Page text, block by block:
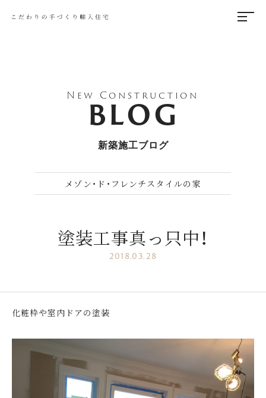
New Construction
BLOG
新築施工ブログ
メゾン・ド・フレンチスタイルの家
塗装工事真っ只中！
2018.03.28
化粧枠や室内ドアの塗装